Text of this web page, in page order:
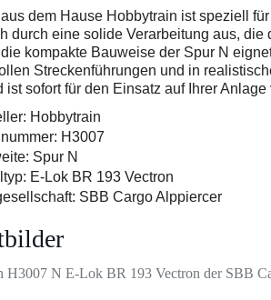
dem Hause Hobbytrain ist speziell
durch eine solide Verarbeitung aus,
kompakte Bauweise der Spur N
Streckenführungen und in
ist sofort für den Einsatz auf Ihrer Anlage
Hobbytrain
H3007
Spur N
E-Lok BR 193 Vectron
SBB Cargo Alppiercer